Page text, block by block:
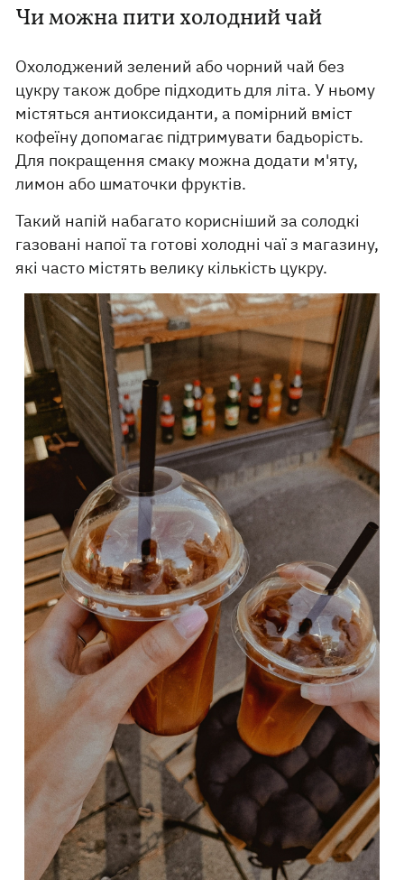
Чи можна пити холодний чай
Охолоджений зелений або чорний чай без
цукру також добре підходить для літа. У ньому
містяться антиоксиданти, а помірний вміст
кофеїну допомагає підтримувати бадьорість.
Для покращення смаку можна додати м'яту,
лимон або шматочки фруктів.
Такий напій набагато корисніший за солодкі
газовані напої та готові холодні чаї з магазину,
які часто містять велику кількість цукру.